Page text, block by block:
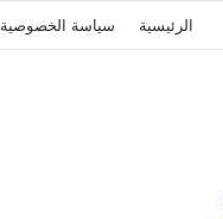
الرئيسية سياسة الخصوصية